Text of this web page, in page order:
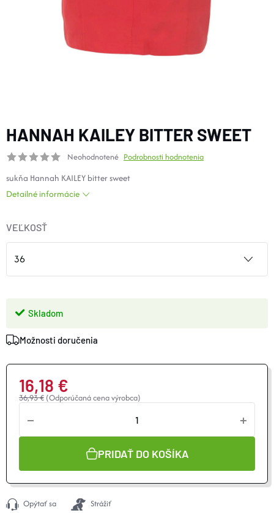
CYKLISTIKA
Kontakty
HANNAH KAILEY BITTER SWEET
Neohodnotené Podrobnosti hodnotenia
sukňa Hannah KAILEY bitter sweet
Detailné informácie
VEĽKOSŤ
Skladom
Možnosti doručenia
36,93 € (Odporúčaná cena výrobca)
16,18 €
Jednotková
PRIDAŤ DO KOŠÍKA
Opýtať sa Strážiť